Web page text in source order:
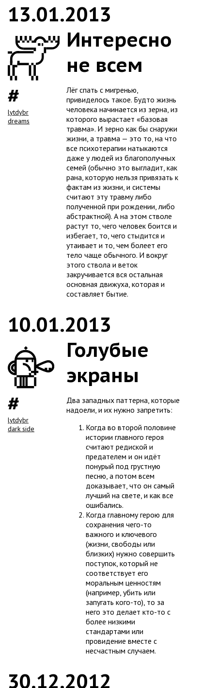
lytdybr
dreams
13.01.2013
Интересно
не всем
Лёг спать с мигренью,
привиделось такое. Будто жизнь
человека начинается из зерна, из
которого вырастает «базовая
травма». И зерно как бы снаружи
жизни, а травма — это то, на что
все психотерапии натыкаются
даже у людей из благополучных
семей (обычно это выгладит, как
рана, которую нельзя привязать к
фактам из жизни, и системы
считают эту травму либо
полученной при рождении, либо
абстрактной). А на этом стволе
растут то, чего человек боится и
избегает, то, чего стыдится и
утаивает и то, чем болеет его
тело чаще обычного. И вокруг
этого ствола и веток
закручивается вся остальная
основная движуха, которая и
составляет бытие.
lytdybr
dark side
10.01.2013
Голубые
экраны
Два западных паттерна, которые
надоели, и их нужно запретить:
Когда во второй половине
истории главного героя
считают редиской и
предателем и он идёт
понурый под грустную
песню, а потом всем
доказывает, что он самый
лучший на свете, и как все
ошибались.
Когда главному герою для
сохранения чего-то
важного и ключевого
(жизни, свободы или
близких) нужно совершить
поступок, который не
соответствует его
моральным ценностям
(например, убить или
запугать кого-то), то за
него это делает кто-то с
более низкими
стандартами или
провидение вместе с
несчастным случаем.
30.12.2012